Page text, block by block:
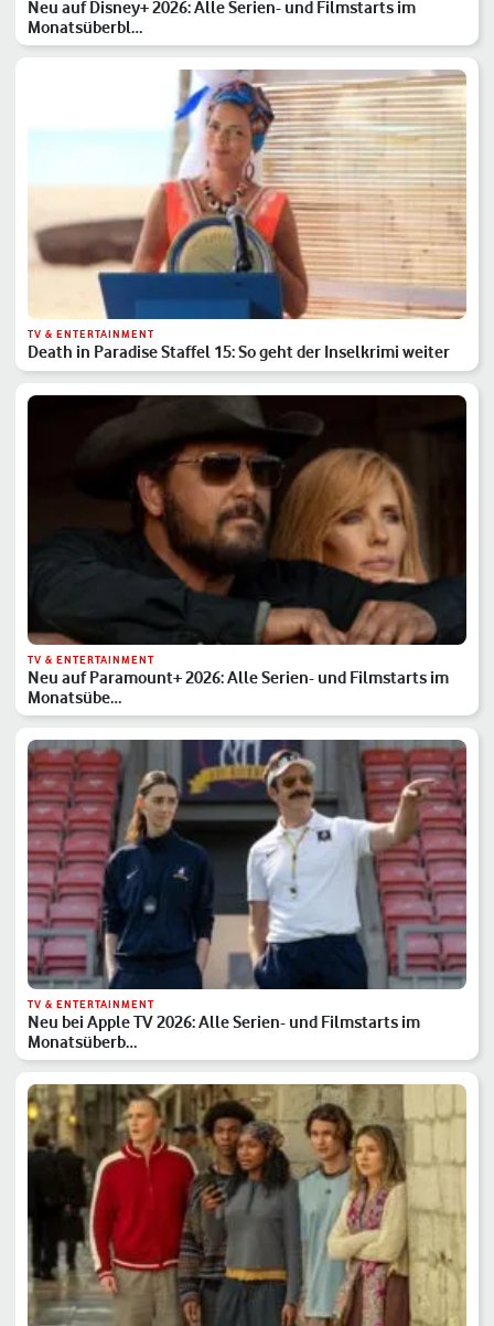
Neu auf Disney+ 2026: Alle Serien- und Filmstarts im
Monatsüberbl…
TV & ENTERTAINMENT
Death in Paradise Staffel 15: So geht der Inselkrimi weiter
TV & ENTERTAINMENT
Neu auf Paramount+ 2026: Alle Serien- und Filmstarts im
Monatsübe…
TV & ENTERTAINMENT
Neu bei Apple TV 2026: Alle Serien- und Filmstarts im
Monatsüberb…